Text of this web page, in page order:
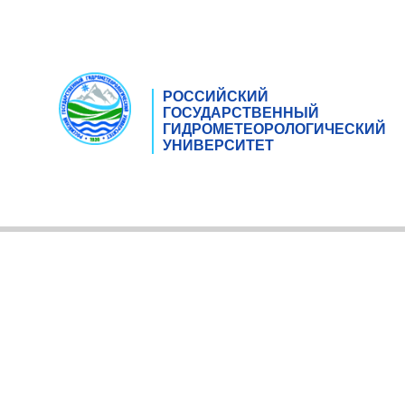
РОССИЙСКИЙ
ГОСУДАРСТВЕННЫЙ
ГИДРОМЕТЕОРОЛОГИЧЕСКИЙ
УНИВЕРСИТЕТ